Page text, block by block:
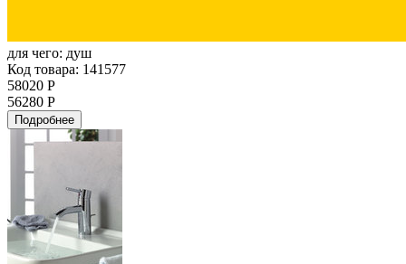
для чего: душ
Код товара: 141577
58020 Р
56280 Р
Подробнее